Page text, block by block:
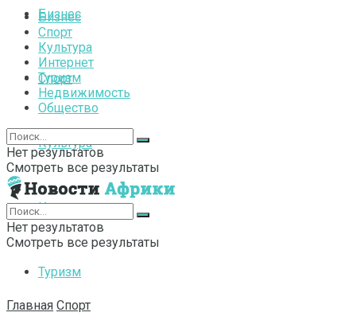
Бизнес
Спорт
Культура
Интернет
Туризм
Бизнес
Спорт
Культура
Интернет
Туризм
Недвижимость
Общество
Нет результатов
Смотреть все результаты
Нет результатов
Смотреть все результаты
Главная Спорт